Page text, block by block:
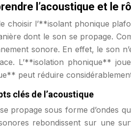
l’acoustique et le
choisir l’**isolant phonique
dont le son se propage.
sonore. En effet, le son
L’**isolation phonique**
peut réduire
clés de l’acoustique
propage sous forme d’ondes
rebondissent sur une